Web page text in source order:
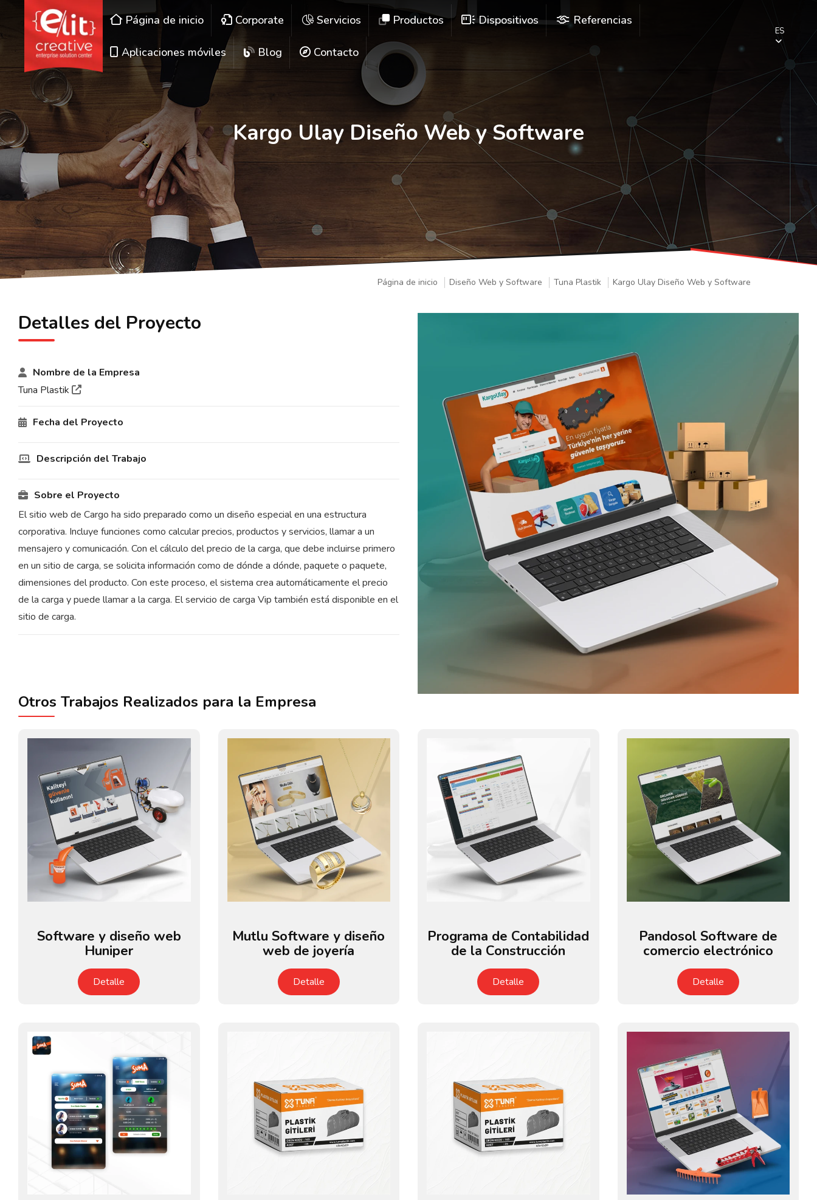
Página de inicio Corporate Servicios Productos Dispositivos Referencias
Aplicaciones móviles Blog Contacto
ES
Kargo Ulay Diseño Web y Software
Página de inicio Diseño Web y Software Tuna Plastik Kargo Ulay Diseño Web y Software
Detalles del Proyecto
Nombre de la Empresa
Tuna Plastik
Fecha del Proyecto
Descripción del Trabajo
Sobre el Proyecto
El sitio web de Cargo ha sido preparado como un diseño especial en una estructura
corporativa. Incluye funciones como calcular precios, productos y servicios, llamar a un
mensajero y comunicación. Con el cálculo del precio de la carga, que debe incluirse primero
en un sitio de carga, se solicita información como de dónde a dónde, paquete o paquete,
dimensiones del producto. Con este proceso, el sistema crea automáticamente el precio
de la carga y puede llamar a la carga. El servicio de carga Vip también está disponible en el
sitio de carga.
Otros Trabajos Realizados para la Empresa
Software y diseño web
Huniper
Detalle
Mutlu Software y diseño
web de joyería
Detalle
Programa de Contabilidad
de la Construcción
Detalle
Pandosol Software de
comercio electrónico
Detalle